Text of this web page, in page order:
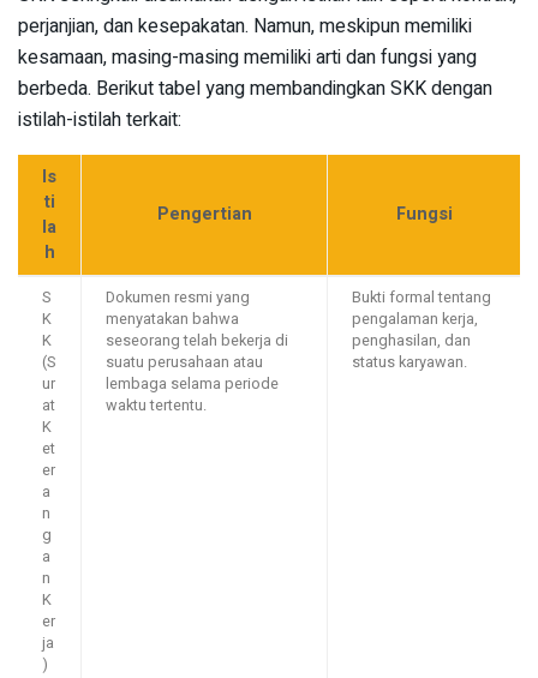
perjanjian, dan kesepakatan. Namun, meskipun memiliki
kesamaan, masing-masing memiliki arti dan fungsi yang
berbeda. Berikut tabel yang membandingkan SKK dengan
istilah-istilah terkait:
Is
ti
la
h
Pengertian Fungsi
S
K
K
(S
ur
at
K
et
er
a
n
g
a
n
K
er
ja
)
Dokumen resmi yang
menyatakan bahwa
seseorang telah bekerja di
suatu perusahaan atau
lembaga selama periode
waktu tertentu.
Bukti formal tentang
pengalaman kerja,
penghasilan, dan
status karyawan.